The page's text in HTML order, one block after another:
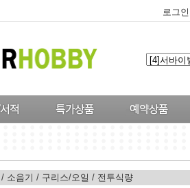
로그인
/ 소음기 / 구리스/오일 / 전투식량